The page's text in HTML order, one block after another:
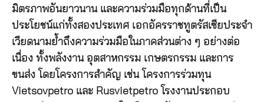
มิตรภาพอันยาวนาน และความร่วมมือทุกด้านที่เป็น
ประโยชน์แก่ทั้งสองประเทศ เอกอัครราชทูตรัสเซียประจำ
เวียดนามย้ำถึงความร่วมมือในภาคส่วนต่าง ๆ อย่างต่อ
เนื่อง ทั้งพลังงาน อุตสาหกรรม เกษตรกรรม และการ
ขนส่ง โดยโครงการสำคัญ เช่น โครงการร่วมทุน
Vietsovpetro และ Rusvietpetro โรงงานประกอบ